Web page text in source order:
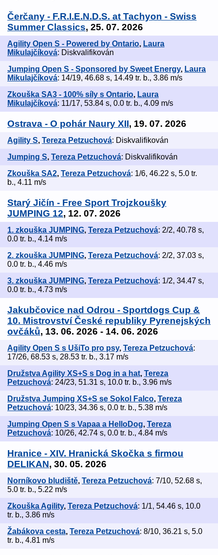
Čerčany - F.R.I.E.N.D.S. at Tachyon - Swiss
Summer Classics, 25. 07. 2026
Agility Open S - Powered by Ontario, Laura
Mikulajčíková: Diskvalifikován
Jumping Open S - Sponsored by Sweet Energy, Laura
Mikulajčíková: 14/19, 46.68 s, 14.49 tr. b., 3.86 m/s
Zkouška SA3 - 100% síly s Ontario, Laura
Mikulajčíková: 11/17, 53.84 s, 0.0 tr. b., 4.09 m/s
Ostrava - O pohár Naury XII, 19. 07. 2026
Agility S, Tereza Petzuchová: Diskvalifikován
Jumping S, Tereza Petzuchová: Diskvalifikován
Zkouška SA2, Tereza Petzuchová: 1/6, 46.22 s, 5.0 tr.
b., 4.11 m/s
Starý Jičín - Free Sport Trojzkoušky
JUMPING 12, 12. 07. 2026
1. zkouška JUMPING, Tereza Petzuchová: 2/2, 40.78 s,
0.0 tr. b., 4.14 m/s
2. zkouška JUMPING, Tereza Petzuchová: 2/2, 37.03 s,
0.0 tr. b., 4.46 m/s
3. zkouška JUMPING, Tereza Petzuchová: 1/2, 34.47 s,
0.0 tr. b., 4.73 m/s
Jakubčovice nad Odrou - Sportdogs Cup &
10. Mistrovství České republiky Pyrenejských
ovčáků, 13. 06. 2026 - 14. 06. 2026
Agility Open S s UšiTo pro psy, Tereza Petzuchová:
17/26, 68.53 s, 28.53 tr. b., 3.17 m/s
Družstva Agility XS+S s Dog in a hat, Tereza
Petzuchová: 24/23, 51.31 s, 10.0 tr. b., 3.96 m/s
Družstva Jumping XS+S se Sokol Falco, Tereza
Petzuchová: 10/23, 34.36 s, 0.0 tr. b., 5.38 m/s
Jumping Open S s Vapaa a HelloDog, Tereza
Petzuchová: 10/26, 42.74 s, 0.0 tr. b., 4.84 m/s
Hranice - XIV. Hranická Skočka s firmou
DELIKAN, 30. 05. 2026
Norníkovo bludiště, Tereza Petzuchová: 7/10, 52.68 s,
5.0 tr. b., 5.22 m/s
Zkouška Agility, Tereza Petzuchová: 1/1, 54.46 s, 10.0
tr. b., 3.86 m/s
Žabákova cesta, Tereza Petzuchová: 8/10, 36.21 s, 5.0
tr. b., 4.81 m/s